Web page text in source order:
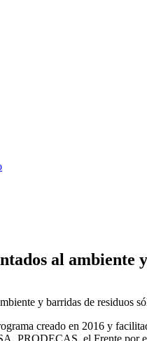
al ambiente
creado en 2016 y
PRODECAS, el Frente por